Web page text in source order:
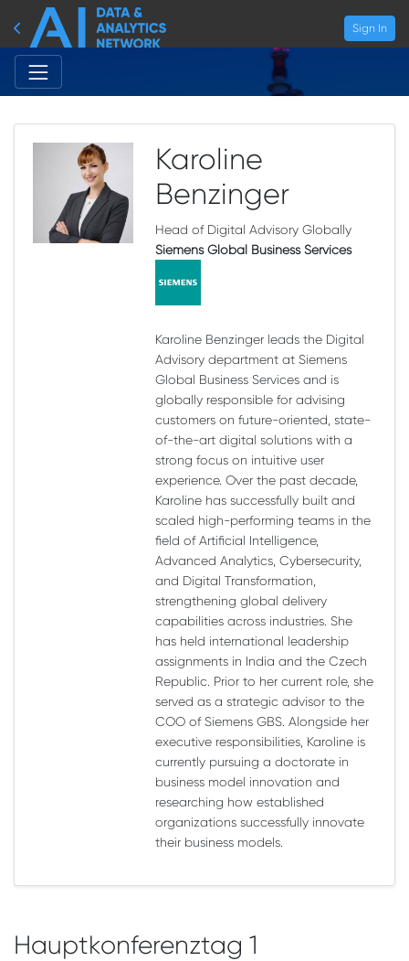
Sign In
Karoline
Benzinger
Head of Digital Advisory Globally
Siemens Global Business Services
Karoline Benzinger leads the Digital
Advisory department at Siemens
Global Business Services and is
globally responsible for advising
customers on future-oriented, state-
of-the-art digital solutions with a
strong focus on intuitive user
experience. Over the past decade,
Karoline has successfully built and
scaled high-performing teams in the
field of Artificial Intelligence,
Advanced Analytics, Cybersecurity,
and Digital Transformation,
strengthening global delivery
capabilities across industries. She
has held international leadership
assignments in India and the Czech
Republic. Prior to her current role, she
served as a strategic advisor to the
COO of Siemens GBS. Alongside her
executive responsibilities, Karoline is
currently pursuing a doctorate in
business model innovation and
researching how established
organizations successfully innovate
their business models.
Hauptkonferenztag 1